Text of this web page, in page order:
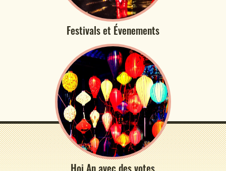
Festivals et Évenements
Hoi An avec des votes